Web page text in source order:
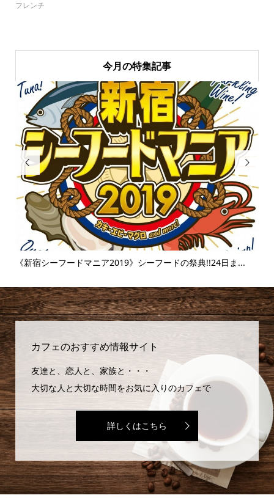
フレンチ
今月の特集記事

《新宿シーフードマニア2019》シーフードの祭典!!24日ま...

カフェのおすすめ情報サイト
友達と、恋人と、家族と・・・
大切な人と大切な時間をお気に入りのカフェで
詳しくはこちら